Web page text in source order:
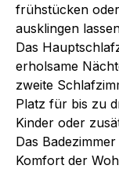
frühstücken
ausklingen
Das
erholsame
zweite
Platz für bis zu
Kinder oder
Das
Komfort der